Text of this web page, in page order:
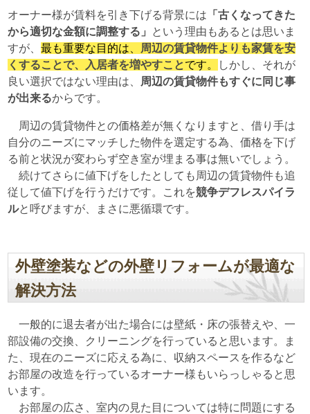
オーナー様が賃料を引き下げる背景には 「古くなってきた
から適切な金額に調整する」
という理由もあるとは思いま
すが、 最も重要な目的は、
周辺の賃貸物件よりも家賃を安
くすることで、入居者を増やすことです。
しかし、それが
良い選択ではない理由は、
周辺の賃貸物件もすぐに同じ事
が出来るからです。
周辺の賃貸物件との価格差が無くなりますと、借り手は
自分のニーズにマッチした物件を選定する為、価格を下げ
る前と状況が変わらず空き室が埋まる事は無いでしょう。
続けてさらに値下げをしたとしても周辺の賃貸物件も追
従して値下げを行うだけです。これを競争デフレスパイラ
ルと呼びますが、まさに悪循環です。
外壁塗装などの外壁リフォームが最適な
解決方法
一般的に退去者が出た場合には壁紙・床の張替えや、一
部設備の交換、クリーニングを行っていると思います。ま
た、現在のニーズに応える為に、収納スペースを作るなど
お部屋の改造を行っているオーナー様もいらっしゃると思
います。
お部屋の広さ、室内の見た目については特に問題にする